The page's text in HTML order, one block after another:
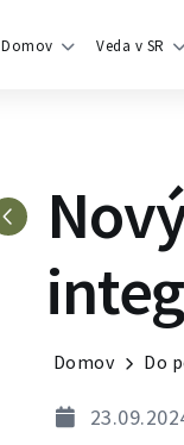
Domov Veda v SR
Domov Do